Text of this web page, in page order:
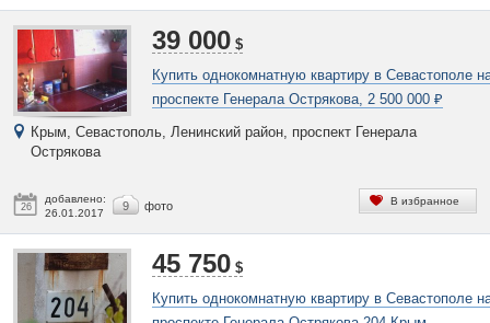
26
добавлено:
26.01.2017
9 фото
39 000 $
Купить однокомнатную квартиру в Севастополе
проспекте Генерала Острякова, 2 500 000 ₽
Крым, Севастополь, Ленинский район, проспект Генерала
Острякова
В избранное
45 750 $
Купить однокомнатную квартиру в Севастополе